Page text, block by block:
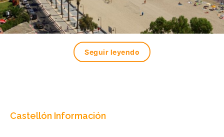
Seguir leyendo
Castellón Información